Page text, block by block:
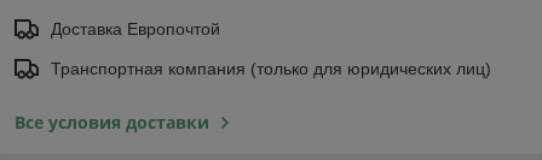
Доставка Европочтой
Транспортная компания (только для юридических лиц)
Все условия доставки